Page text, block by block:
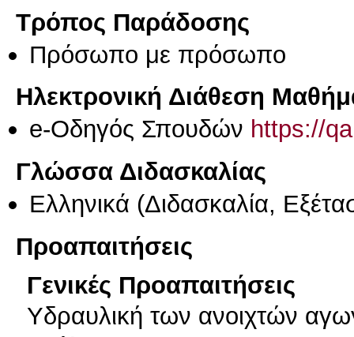
Τρόπος Παράδοσης
Πρόσωπο με πρόσωπο
Ηλεκτρονική Διάθεση
e-Οδηγός Σπουδών https://
Γλώσσα Διδασκαλίας
Ελληνικά (Διδασκαλία,
Προαπαιτήσεις
Γενικές Προαπαιτήσεις
Υδραυλική των ανοιχτών